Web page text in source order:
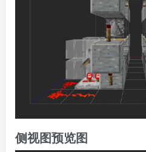
侧视图预览图